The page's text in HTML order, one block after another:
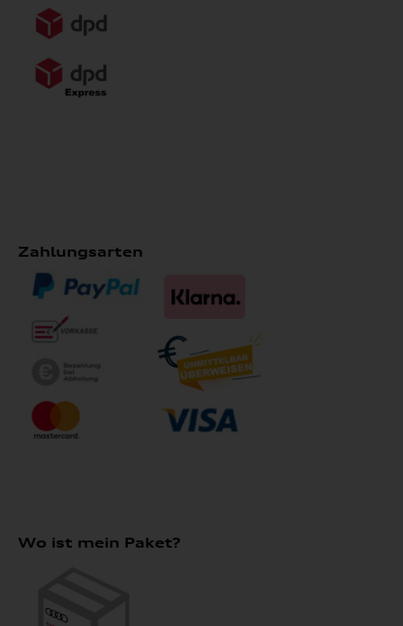
Zahlungsarten
Wo ist mein Paket?